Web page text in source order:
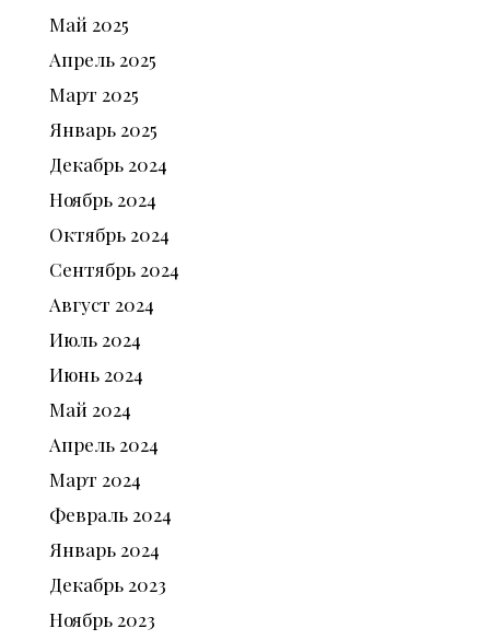
Май 2025
Апрель 2025
Март 2025
Январь 2025
Декабрь 2024
Ноябрь 2024
Октябрь 2024
Сентябрь 2024
Август 2024
Июль 2024
Июнь 2024
Май 2024
Апрель 2024
Март 2024
Февраль 2024
Январь 2024
Декабрь 2023
Ноябрь 2023